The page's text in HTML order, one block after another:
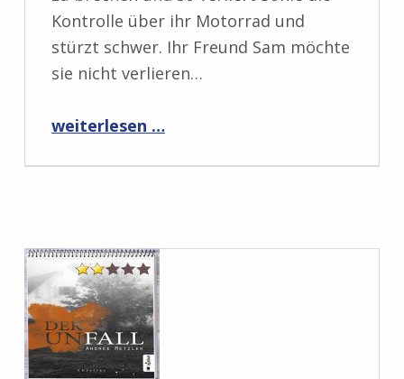
Kontrolle über ihr Motorrad und
stürzt schwer. Ihr Freund Sam möchte
sie nicht verlieren…
“Rezension: Evolution 5.0: Mutation von Roy O’Finnigan”
weiterlesen …